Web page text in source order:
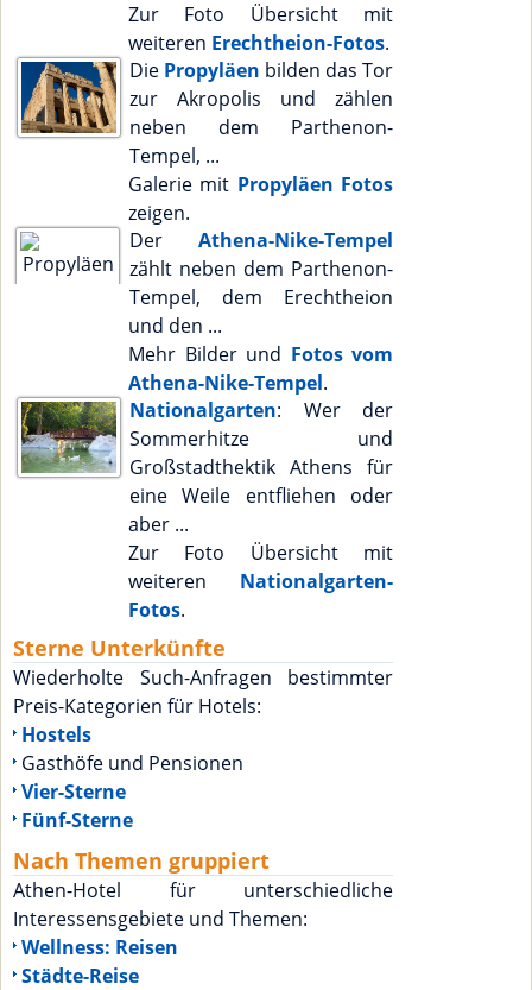
Zur Foto Übersicht mit
weiteren Erechtheion-Fotos.
Die Propyläen bilden das Tor
zur Akropolis und zählen
neben dem Parthenon-
Tempel, ...
Galerie mit Propyläen Fotos
zeigen.
Der Athena-Nike-Tempel
zählt neben dem Parthenon-
Tempel, dem Erechtheion
und den ...
Mehr Bilder und Fotos vom
Athena-Nike-Tempel.
Nationalgarten: Wer der
Sommerhitze und
Großstadthektik Athens für
eine Weile entfliehen oder
aber ...
Zur Foto Übersicht mit
weiteren Nationalgarten-
Fotos.
Sterne Unterkünfte
Wiederholte Such-Anfragen bestimmter
Preis-Kategorien für Hotels:
Hostels
Gasthöfe und Pensionen
Vier-Sterne
Fünf-Sterne
Nach Themen gruppiert
Athen-Hotel für unterschiedliche
Interessensgebiete und Themen:
Wellness: Reisen
Städte-Reise